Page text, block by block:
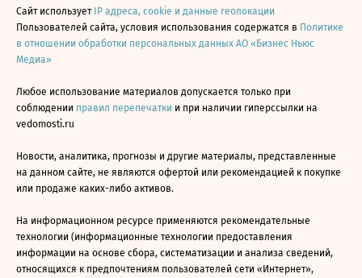
Сайт использует IP адреса, cookie и данные геолокации
Пользователей сайта, условия использования содержатся в Политике
в отношении обработки персональных данных АО «Бизнес Ньюс
Медиа»
Любое использование материалов допускается только при
соблюдении правил перепечатки и при наличии гиперссылки на
vedomosti.ru
Новости, аналитика, прогнозы и другие материалы, представленные
на данном сайте, не являются офертой или рекомендацией к покупке
или продаже каких-либо активов.
На информационном ресурсе применяются рекомендательные
технологии (информационные технологии предоставления
информации на основе сбора, систематизации и анализа сведений,
относящихся к предпочтениям пользователей сети «Интернет»,